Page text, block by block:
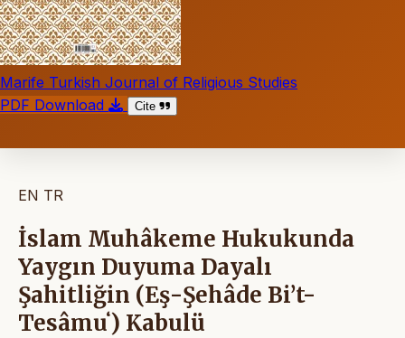
Marife Turkish Journal of Religious Studies
PDF Download
Cite
EN TR
İslam Muhâkeme Hukukunda
Yaygın Duyuma Dayalı
Şahitliğin (Eş-Şehâde Bi’t-
Tesâmuʻ) Kabulü